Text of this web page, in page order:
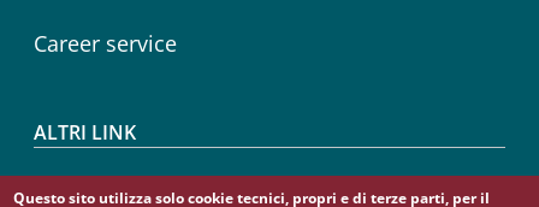
Career service
ALTRI LINK
CIAO
Questo sito utilizza solo cookie tecnici, propri e di terze parti, per il